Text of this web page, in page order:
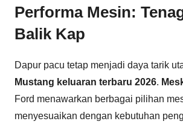
Performa Mesin:
Balik Kap
Dapur pacu tetap menjadi daya tarik
Mustang keluaran terbaru 2026.
Ford menawarkan berbagai pilihan
menyesuaikan dengan kebutuhan